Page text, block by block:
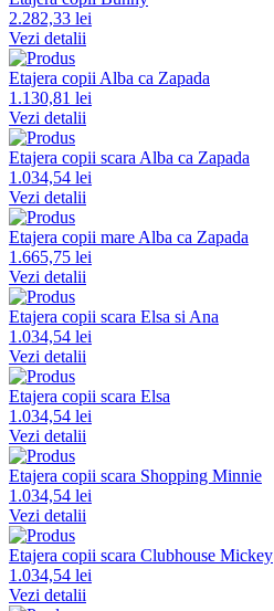
2.282,33 lei
Vezi detalii
Etajera copii Alba ca Zapada
1.130,81 lei
Vezi detalii
Etajera copii scara Alba ca Zapada
1.034,54 lei
Vezi detalii
Etajera copii mare Alba ca Zapada
1.665,75 lei
Vezi detalii
Etajera copii scara Elsa si Ana
1.034,54 lei
Vezi detalii
Etajera copii scara Elsa
1.034,54 lei
Vezi detalii
Etajera copii scara Shopping Minnie
1.034,54 lei
Vezi detalii
Etajera copii scara Clubhouse Mickey
1.034,54 lei
Vezi detalii